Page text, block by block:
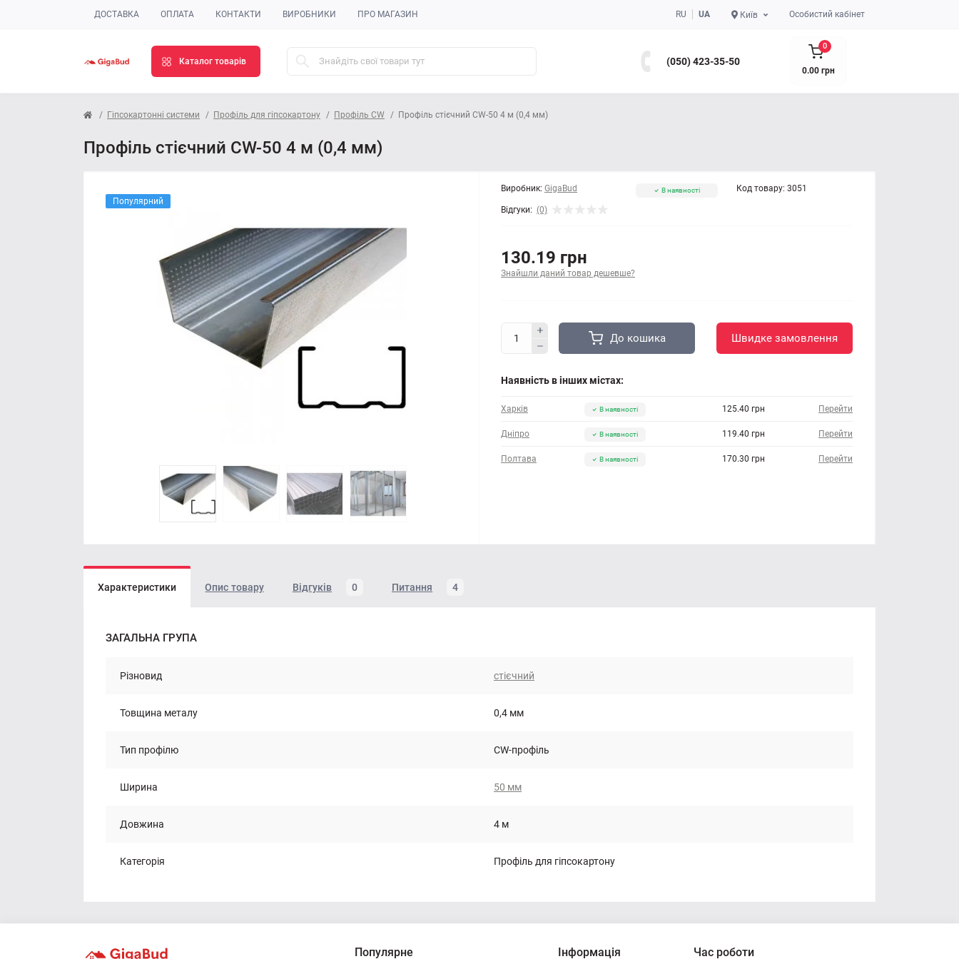
ДОСТАВКА ОПЛАТА КОНТАКТИ ВИРОБНИКИ ПРО МАГАЗИН RU UA Київ Особистий кабінет
Каталог товарів (050) 423-35-50
0
0.00 грн
Гіпсокартонні системи Профіль для гіпсокартону Профіль CW Профіль стієчний CW-50 4 м (0,4 мм)
Профіль стієчний CW-50 4 м (0,4 мм)
Популярний
Виробник: GigaBud Код товару: 3051
Відгуки: (0)
В наявності
130.19 грн
Знайшли даний товар дешевше?
До кошика Швидке замовлення
Наявність в інших містах:
Харків В наявності 125.40 грн Перейти
Дніпро В наявності 119.40 грн Перейти
Полтава В наявності 170.30 грн Перейти
Характеристики Опис товару Відгуків 0 Питання 4
ЗАГАЛЬНА ГРУПА
Різновид стієчний
Товщина металу 0,4 мм
Тип профілю CW-профіль
Ширина 50 мм
Довжина 4 м
Категорія Профіль для гіпсокартону
Популярне Інформація Час роботи